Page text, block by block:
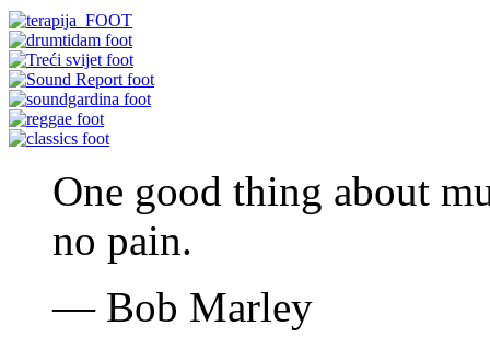
One good thing about
no pain.
—Bob Marley